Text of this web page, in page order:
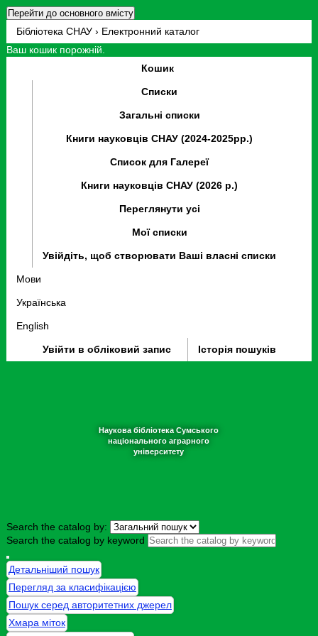
Перейти до основного вмісту
Бібліотека СНАУ › Електронний каталог
Ваш кошик порожній.
Кошик
Списки
Загальні списки
Книги науковців СНАУ (2024-2025рр.)
Список для Галереї
Книги науковців СНАУ (2026 р.)
Переглянути усі
Мої списки
Увійдіть, щоб створювати Ваші власні списки
Мови
Українська
English
Увійти в обліковий запис Історія пошуків
Наукова бібліотека Сумського
національного аграрного
університету
Search the catalog by:
Search the catalog by keyword
Детальніший пошук
Перегляд за класифікацією
Пошук серед авторитетних джерел
Хмара міток